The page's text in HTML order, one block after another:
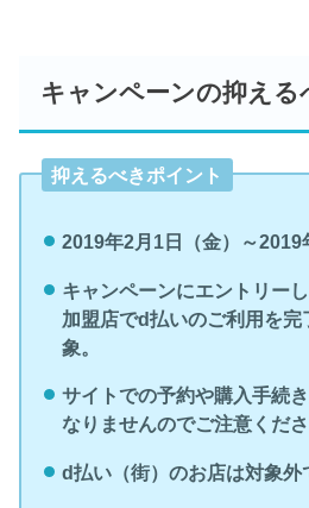
キャンペーンの抑える
抑えるべきポイント
2019年2月1日（金）～2019
キャンペーンにエントリー
加盟店でd払いのご利用を完
象。
サイトでの予約や購入手続
なりませんのでご注意くださ
d払い（街）のお店は対象外